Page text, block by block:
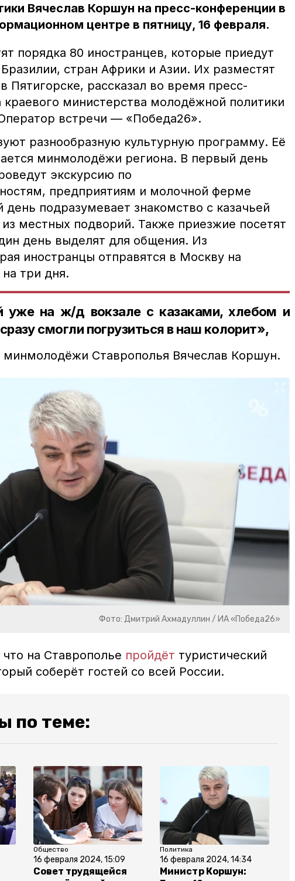
Вячеслав Коршун на пресс-конференции в
центре в пятницу, 16 февраля.
порядка 80 иностранцев, которые приедут
стран Африки и Азии. Их разместят
Пятигорске, рассказал во время пресс-
краевого министерства молодёжной политики
встречи — «Победа26».
разнообразную культурную программу. Её
минмолодёжи региона. В первый день
экскурсию по
предприятиям и молочной ферме
день подразумевает знакомство с казачьей
местных подворий. Также приезжие посетят
день выделят для общения. Из
иностранцы отправятся в Москву на
три дня.
уже на ж/д вокзале с казаками, хлебом и
смогли погрузиться в наш колорит»,
Ставрополья Вячеслав Коршун.
Фото: Дмитрий Ахмадуллин / ИА «Победа26»
на Ставрополье пройдёт туристический
соберёт гостей со всей России.
по теме:
Общество
16 февраля 2024, 15:09
Совет трудящейся
Политика
16 февраля 2024, 14:34
Министр Коршун: